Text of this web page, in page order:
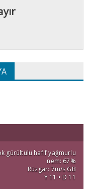
gürültülü hafif yağmurlu
nem: 67%
Rüzgar: 7m/s GB
Y 11 • D 11